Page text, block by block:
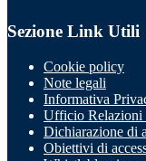
Sezione Link Utili
Cookie policy
Note legali
Informativa
Ufficio Relazioni
Dichiarazione di
Obiettivi di